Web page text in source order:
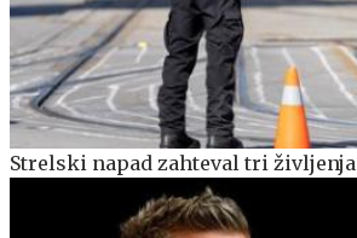
Strelski napad zahteval tri življenja